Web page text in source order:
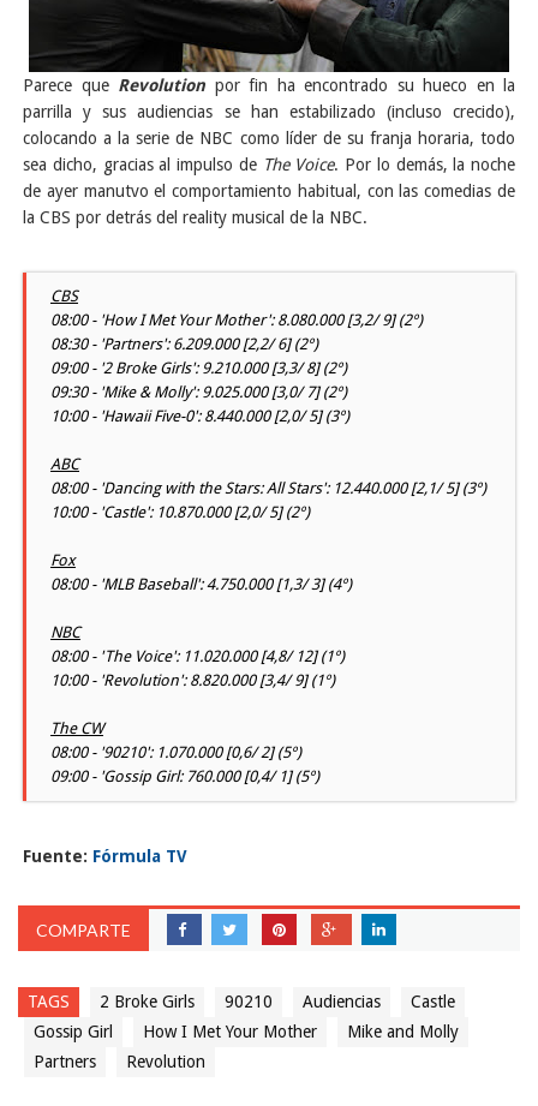
Parece que Revolution por fin ha encontrado su hueco en la
parrilla y sus audiencias se han estabilizado (incluso crecido),
colocando a la serie de NBC como líder de su franja horaria, todo
sea dicho, gracias al impulso de The Voice. Por lo demás, la noche
de ayer manutvo el comportamiento habitual, con las comedias de
la CBS por detrás del reality musical de la NBC.
CBS
08:00 - 'How I Met Your Mother': 8.080.000 [3,2/ 9] (2º)
08:30 - 'Partners': 6.209.000 [2,2/ 6] (2º)
09:00 - '2 Broke Girls': 9.210.000 [3,3/ 8] (2º)
09:30 - 'Mike & Molly': 9.025.000 [3,0/ 7] (2º)
10:00 - 'Hawaii Five-0': 8.440.000 [2,0/ 5] (3º)
ABC
08:00 - 'Dancing with the Stars: All Stars': 12.440.000 [2,1/ 5] (3º)
10:00 - 'Castle': 10.870.000 [2,0/ 5] (2º)
Fox
08:00 - 'MLB Baseball': 4.750.000 [1,3/ 3] (4º)
NBC
08:00 - 'The Voice': 11.020.000 [4,8/ 12] (1º)
10:00 - 'Revolution': 8.820.000 [3,4/ 9] (1º)
The CW
08:00 - '90210': 1.070.000 [0,6/ 2] (5º)
09:00 - 'Gossip Girl: 760.000 [0,4/ 1] (5º)
Fuente: Fórmula TV
COMPARTE
TAGS 2 Broke Girls 90210 Audiencias
Castle
Gossip Girl
How I Met Your Mother
Mike and Molly
Partners
Revolution